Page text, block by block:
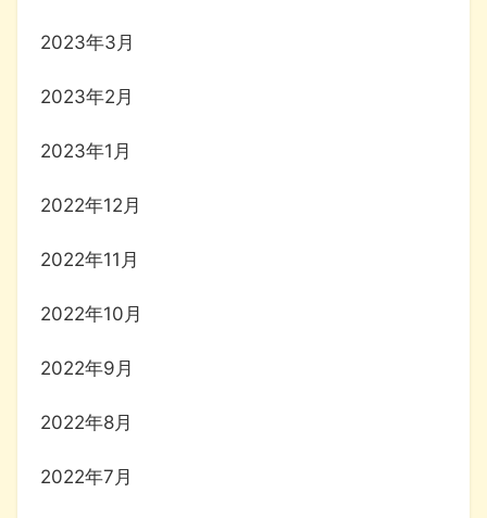
2023年3月
2023年2月
2023年1月
2022年12月
2022年11月
2022年10月
2022年9月
2022年8月
2022年7月